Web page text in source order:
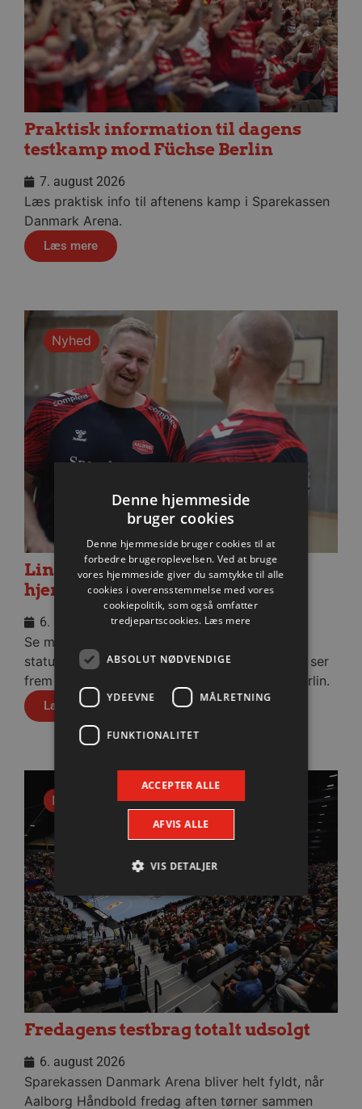
Praktisk information til dagens
testkamp mod Füchse Berlin
7. august 2026
Læs praktisk info til aftenens kamp i Sparekassen
Danmark Arena.
Læs mere
Nyhed
Lindskog glæder sig til første
hjemmekamp
6. august 2026
Se med når nytilkomne Anton Lindskog giver
status på sin første tid i Aalborg Håndbold og ser
frem mod fredagens testkamp mod Füchse Berlin.
Læs mere
Nyhed
Fredagens testbrag totalt udsolgt
6. august 2026
Sparekassen Danmark Arena bliver helt fyldt, når
Aalborg Håndbold fredag aften tørner sammen
Denne hjemmeside
bruger cookies
Denne hjemmeside bruger cookies til at
forbedre brugeroplevelsen. Ved at bruge
vores hjemmeside giver du samtykke til alle
cookies i overensstemmelse med vores
cookiepolitik, som også omfatter
tredjepartscookies. Læs mere
ABSOLUT NØDVENDIGE
YDEEVNE MÅLRETNING
FUNKTIONALITET
ACCEPTER ALLE
AFVIS ALLE
VIS DETALJER
Absolut nødvendige
Ydeevne
Målretning
Funktionalitet
Absolut nødvendige cookies muliggør
hjemmesidens grundlæggende funktionalitet
såsom brugerlogin og kontoadministration.
Hjemmesiden kan ikke bruges korrekt uden de
absolut nødvendige cookies.
Navn
/dyna-.*/i
.aalborghaandbold.dk